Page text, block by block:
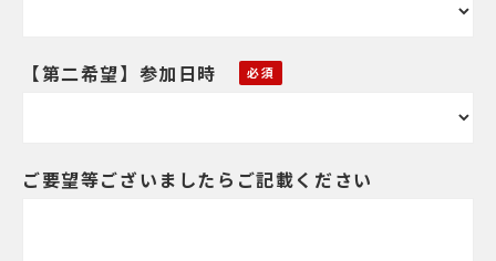
【第二希望】参加日時
ご要望等ございましたらご記載ください